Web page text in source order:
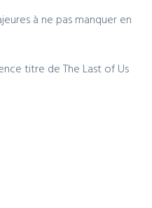
à ne pas manquer en
titre de The Last of Us